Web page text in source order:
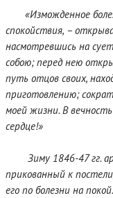
«Изможденное
спокойствия, –
насмотревшись на
собою; перед нею
путь отцов своих,
приготовлению;
моей жизни. В
сердце!»
Зиму 1846-47 гг.
прикованный к
его по болезни на